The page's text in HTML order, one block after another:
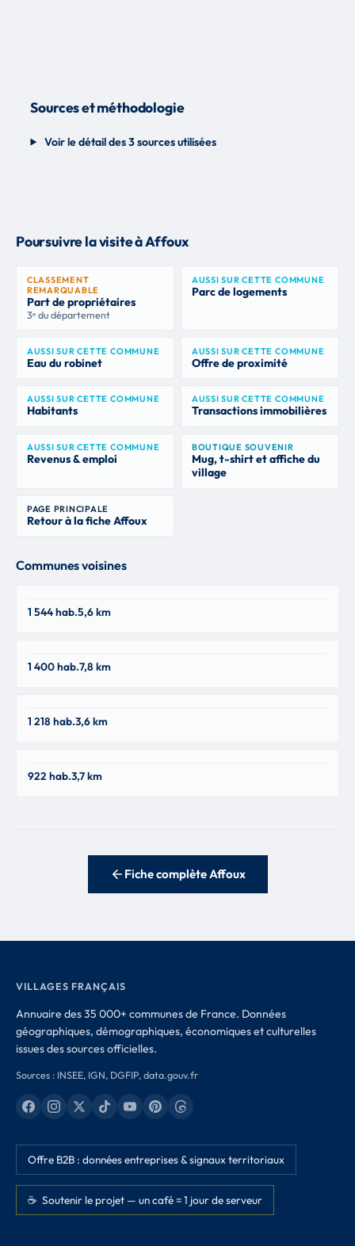
Sources et méthodologie
Voir le détail des 3 sources utilisées
Poursuivre la visite à Affoux
CLASSEMENT
REMARQUABLE
Part de propriétaires
3ᵉ du département
AUSSI SUR CETTE COMMUNE
Parc de logements
AUSSI SUR CETTE COMMUNE
Eau du robinet
AUSSI SUR CETTE COMMUNE
Offre de proximité
AUSSI SUR CETTE COMMUNE
Habitants
AUSSI SUR CETTE COMMUNE
Transactions immobilières
AUSSI SUR CETTE COMMUNE
Revenus & emploi
BOUTIQUE SOUVENIR
Mug, t-shirt et affiche du
village
PAGE PRINCIPALE
Retour à la fiche Affoux
Communes voisines
69490
1 544 hab.5,6 km
69770
1 400 hab.7,8 km
42780
1 218 hab.3,6 km
69770
922 hab.3,7 km
Fiche complète Affoux
VILLAGES FRANÇAIS
Annuaire des 35 000+ communes de France. Données
géographiques, démographiques, économiques et culturelles
issues des sources officielles.
Sources : INSEE, IGN, DGFIP, data.gouv.fr
Offre B2B : données entreprises & signaux territoriaux
☕ Soutenir le projet — un café = 1 jour de serveur